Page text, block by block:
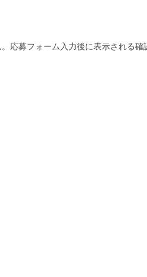
応募フォーム入力後に表示される確